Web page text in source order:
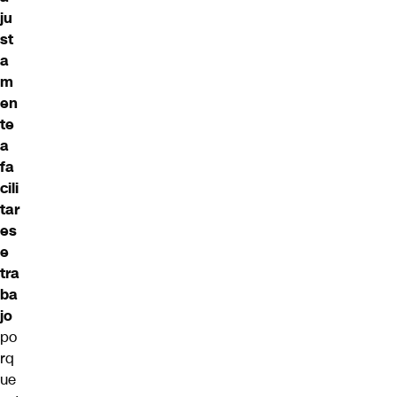
ju
st
a
m
en
te
a
fa
cili
tar
es
e
tra
ba
jo
po
rq
ue